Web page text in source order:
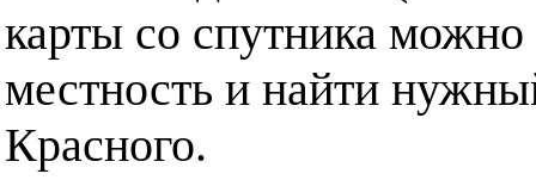
карты со спутника можно
местность и найти
Красного.